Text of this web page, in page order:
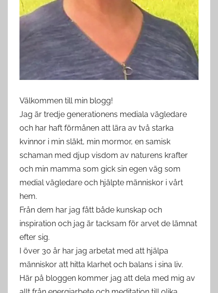
Välkommen till min blogg!
Jag är tredje generationens mediala vägledare
och har haft förmånen att lära av två starka
kvinnor i min släkt, min mormor, en samisk
schaman med djup visdom av naturens krafter
och min mamma som gick sin egen väg som
medial vägledare och hjälpte människor i vårt
hem.
Från dem har jag fått både kunskap och
inspiration och jag är tacksam för arvet de lämnat
efter sig.
I över 30 år har jag arbetat med att hjälpa
människor att hitta klarhet och balans i sina liv.
Här på bloggen kommer jag att dela med mig av